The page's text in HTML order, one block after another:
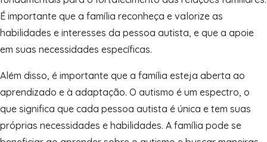
É importante que a família reconheça e valorize as
habilidades e interesses da pessoa autista, e que a apoie
em suas necessidades específicas.
Além disso, é importante que a família esteja aberta ao
aprendizado e à adaptação. O autismo é um espectro, o
que significa que cada pessoa autista é única e tem suas
próprias necessidades e habilidades. A família pode se